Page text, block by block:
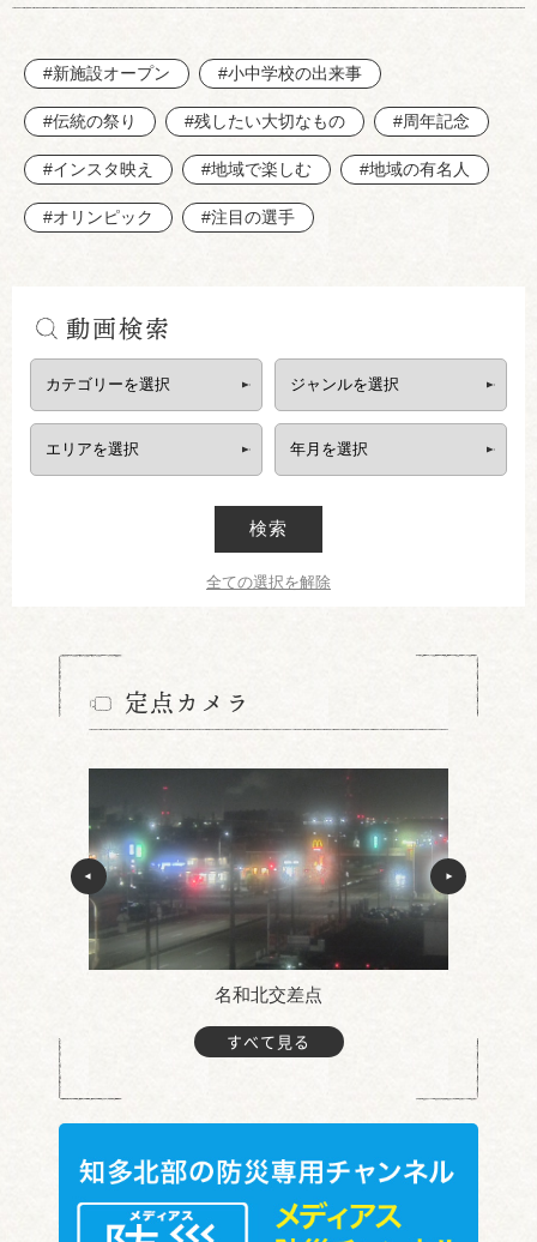
#新施設オープン #小中学校の出来事
#伝統の祭り #残したい大切なもの #周年記念
#インスタ映え #地域で楽しむ #地域の有名人
#オリンピック #注目の選手
動画検索
検索
全ての選択を解除
定点カメラ
名和北交差点
すべて見る